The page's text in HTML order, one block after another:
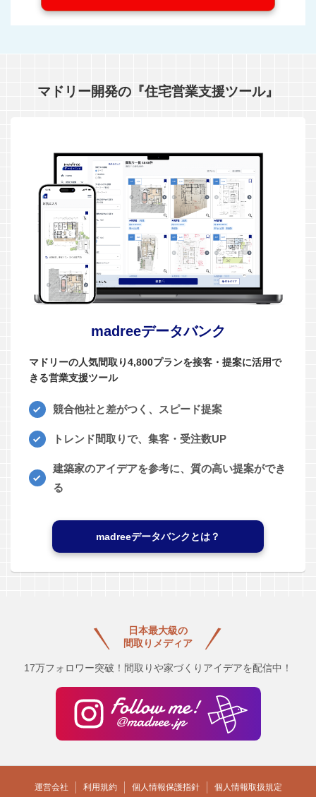
マドリー開発の『住宅営業支援ツール』
madreeデータバンク
マドリーの人気間取り4,800プランを接客・提案に活用で
きる営業支援ツール
競合他社と差がつく、スピード提案
トレンド間取りで、集客・受注数UP
建築家のアイデアを参考に、質の高い提案ができ
る
madreeデータバンクとは？
日本最大級の
間取りメディア
17万フォロワー突破！間取りや家づくりアイデアを配信中！
運営会社 利用規約 個人情報保護指針 個人情報取扱規定